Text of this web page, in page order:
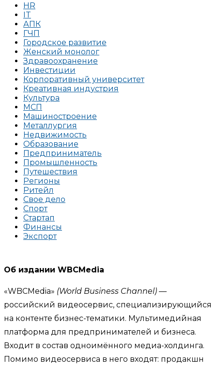
HR
IT
АПК
ГЧП
Городское развитие
Женский монолог
Здравоохранение
Инвестиции
Корпоративный университет
Креативная индустрия
Культура
МСП
Машиностроение
Металлургия
Недвижимость
Образование
Предприниматель
Промышленность
Путешествия
Регионы
Ритейл
Свое дело
Спорт
Стартап
Финансы
Экспорт
Об издании WBCMedia
«WBCMedia» (World Business Channel) —
российский видеосервис, специализирующийся
на контенте бизнес-тематики. Мультимедийная
платформа для предпринимателей и бизнеса.
Входит в состав одноимённого медиа-холдинга.
Помимо видеосервиса в него входят: продакшн